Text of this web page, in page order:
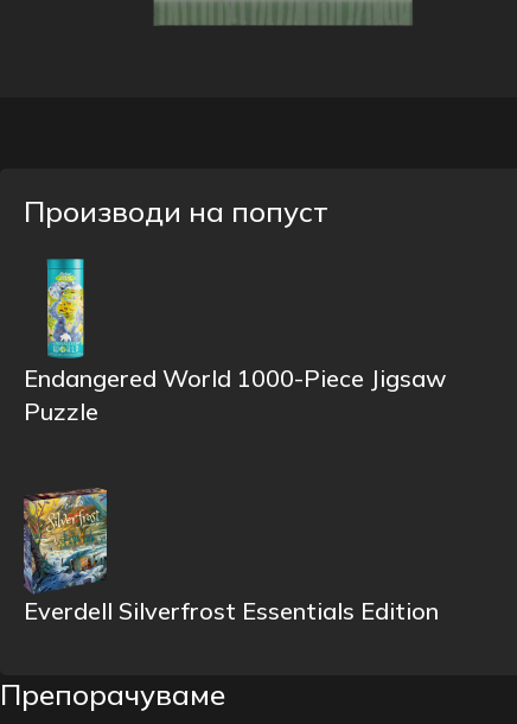
Производи на попуст
Endangered World 1000-Piece Jigsaw
Puzzle
Everdell Silverfrost Essentials Edition
Препорачуваме